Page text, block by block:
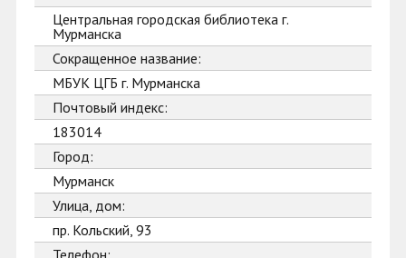
Центральная городская библиотека г.
Мурманска
Сокращенное название:
МБУК ЦГБ г. Мурманска
Почтовый индекс:
183014
Город:
Мурманск
Улица, дом:
пр. Кольский, 93
Телефон: